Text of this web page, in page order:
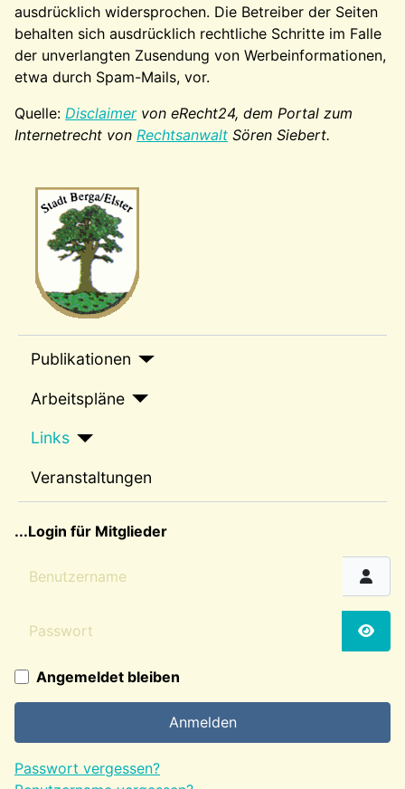
Publikationen
Arbeitspläne
Links
Veranstaltungen
...Login für Mitglieder
Benutzername
Angemeldet bleiben
Anmelden
Passwort vergessen?
ausdrücklich widersprochen. Die Betreiber der Seiten
behalten sich ausdrücklich rechtliche Schritte im Falle
der unverlangten Zusendung von Werbeinformationen,
etwa durch Spam-Mails, vor.
Quelle: Disclaimervon eRecht24, dem Portal zum
Internetrecht von Rechtsanwalt Sören Siebert.